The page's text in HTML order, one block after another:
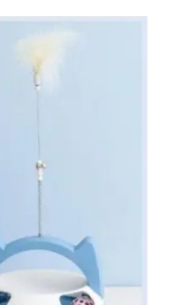
DETALLES